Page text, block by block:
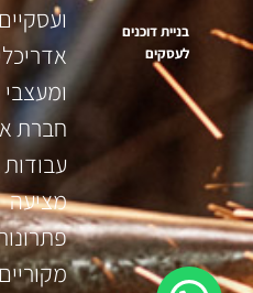
בניית דוכנים
לעסקים
חברת
מציעה